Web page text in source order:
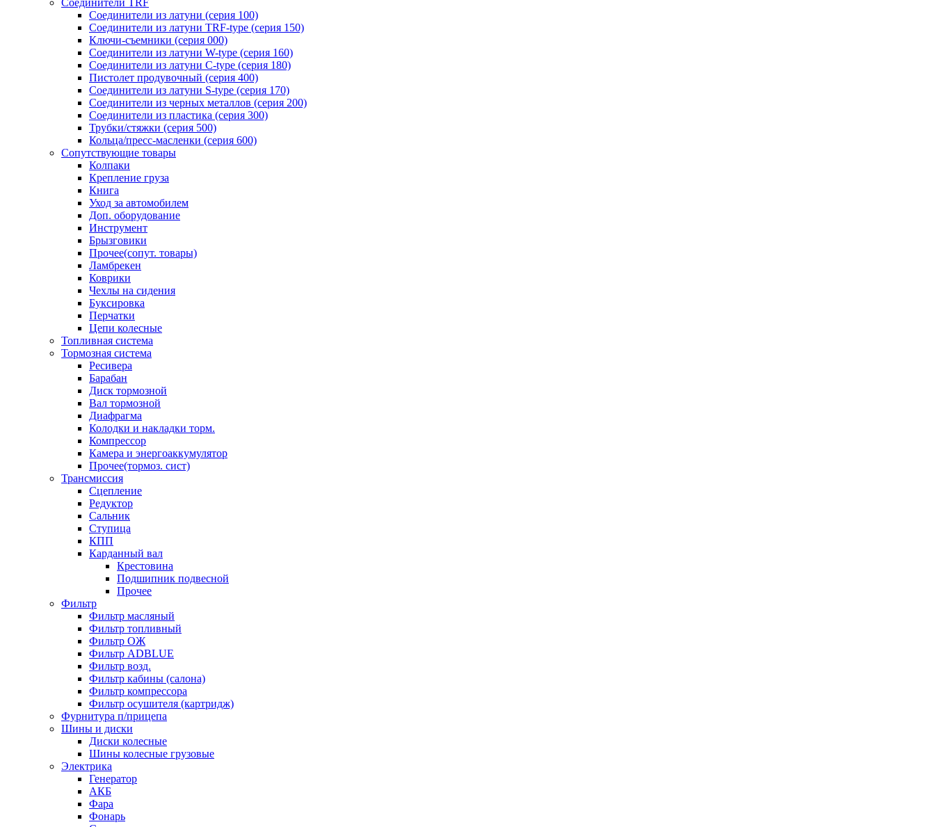
Соединители TRF
Соединители из латуни (серия 100)
Соединители из латуни TRF-type (серия 150)
Ключи-съемники (серия 000)
Соединители из латуни W-type (серия 160)
Соединители из латуни С-type (серия 180)
Пистолет продувочный (серия 400)
Соединители из латуни S-type (серия 170)
Соединители из черных металлов (серия 200)
Соединители из пластика (серия 300)
Трубки/стяжки (серия 500)
Кольца/пресс-масленки (серия 600)
Сопутствующие товары
Колпаки
Крепление груза
Книга
Уход за автомобилем
Доп. оборудование
Инструмент
Брызговики
Прочее(сопут. товары)
Ламбрекен
Коврики
Чехлы на сидения
Буксировка
Перчатки
Цепи колесные
Топливная система
Тормозная система
Ресивера
Барабан
Диск тормозной
Вал тормозной
Диафрагма
Колодки и накладки торм.
Компрессор
Камера и энергоаккумулятор
Прочее(тормоз. сист)
Трансмиссия
Сцепление
Редуктор
Сальник
Ступица
КПП
Карданный вал
Крестовина
Подшипник подвесной
Прочее
Фильтр
Фильтр масляный
Фильтр топливный
Фильтр ОЖ
Фильтр ADBLUE
Фильтр возд.
Фильтр кабины (салона)
Фильтр компрессора
Фильтр осушителя (картридж)
Фурнитура п/прицепа
Шины и диски
Диски колесные
Шины колесные грузовые
Электрика
Генератор
АКБ
Фара
Фонарь